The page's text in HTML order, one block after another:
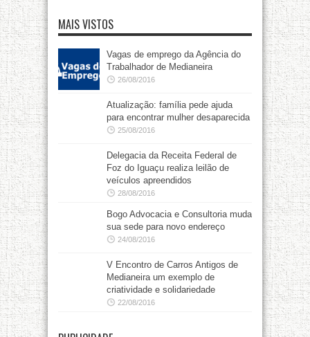
MAIS VISTOS
Vagas de emprego da Agência do
Trabalhador de Medianeira
26/08/2016
Atualização: família pede ajuda
para encontrar mulher desaparecida
25/08/2016
Delegacia da Receita Federal de
Foz do Iguaçu realiza leilão de
veículos apreendidos
28/08/2016
Bogo Advocacia e Consultoria muda
sua sede para novo endereço
24/08/2016
V Encontro de Carros Antigos de
Medianeira um exemplo de
criatividade e solidariedade
22/08/2016